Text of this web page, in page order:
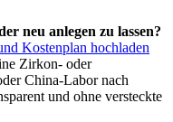
neu anlegen zu lassen?
Kostenplan hochladen
Zirkon- oder
China-Labor nach
und ohne versteckte